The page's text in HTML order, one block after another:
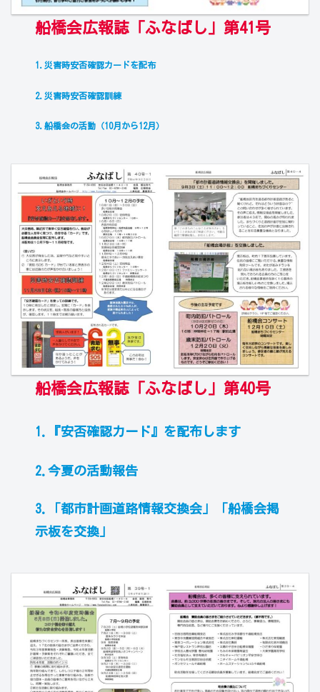
船橋会広報誌「ふなばし」第41号
1.災害時安否確認カードを配布
2.災害時安否確認訓練
3.船橋会の活動（10月から12月）
船橋会広報誌「ふなばし」第40号
1.『安否確認カード』を配布します
2.今夏の活動報告
3.「都市計画道路情報交換会」「船橋会掲
示板を交換」